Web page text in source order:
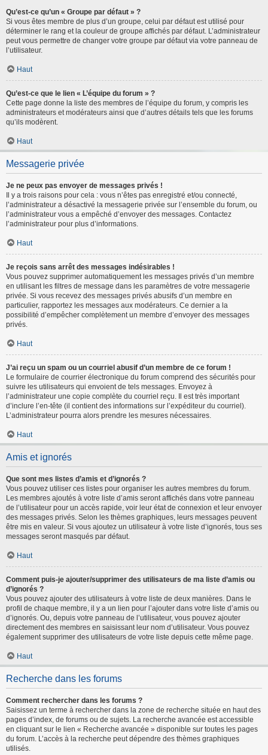
Qu’est-ce qu’un « Groupe par défaut » ?
Si vous êtes membre de plus d’un groupe, celui par défaut est utilisé pour
déterminer le rang et la couleur de groupe affichés par défaut. L’administrateur
peut vous permettre de changer votre groupe par défaut via votre panneau de
l’utilisateur.
Haut
Qu’est-ce que le lien « L’équipe du forum » ?
Cette page donne la liste des membres de l’équipe du forum, y compris les
administrateurs et modérateurs ainsi que d’autres détails tels que les forums
qu’ils modèrent.
Haut
Messagerie privée
Je ne peux pas envoyer de messages privés !
Il y a trois raisons pour cela : vous n’êtes pas enregistré et/ou connecté,
l’administrateur a désactivé la messagerie privée sur l’ensemble du forum, ou
l’administrateur vous a empêché d’envoyer des messages. Contactez
l’administrateur pour plus d’informations.
Haut
Je reçois sans arrêt des messages indésirables !
Vous pouvez supprimer automatiquement les messages privés d’un membre
en utilisant les filtres de message dans les paramètres de votre messagerie
privée. Si vous recevez des messages privés abusifs d’un membre en
particulier, rapportez les messages aux modérateurs. Ce dernier a la
possibilité d’empêcher complètement un membre d’envoyer des messages
privés.
Haut
J’ai reçu un spam ou un courriel abusif d’un membre de ce forum !
Le formulaire de courrier électronique du forum comprend des sécurités pour
suivre les utilisateurs qui envoient de tels messages. Envoyez à
l’administrateur une copie complète du courriel reçu. Il est très important
d’inclure l’en-tête (il contient des informations sur l’expéditeur du courriel).
L’administrateur pourra alors prendre les mesures nécessaires.
Haut
Amis et ignorés
Que sont mes listes d’amis et d’ignorés ?
Vous pouvez utiliser ces listes pour organiser les autres membres du forum.
Les membres ajoutés à votre liste d’amis seront affichés dans votre panneau
de l’utilisateur pour un accès rapide, voir leur état de connexion et leur envoyer
des messages privés. Selon les thèmes graphiques, leurs messages peuvent
être mis en valeur. Si vous ajoutez un utilisateur à votre liste d’ignorés, tous ses
messages seront masqués par défaut.
Haut
Comment puis-je ajouter/supprimer des utilisateurs de ma liste d’amis ou
d’ignorés ?
Vous pouvez ajouter des utilisateurs à votre liste de deux manières. Dans le
profil de chaque membre, il y a un lien pour l’ajouter dans votre liste d’amis ou
d’ignorés. Ou, depuis votre panneau de l’utilisateur, vous pouvez ajouter
directement des membres en saisissant leur nom d’utilisateur. Vous pouvez
également supprimer des utilisateurs de votre liste depuis cette même page.
Haut
Recherche dans les forums
Comment rechercher dans les forums ?
Saisissez un terme à rechercher dans la zone de recherche située en haut des
pages d’index, de forums ou de sujets. La recherche avancée est accessible
en cliquant sur le lien « Recherche avancée » disponible sur toutes les pages
du forum. L’accès à la recherche peut dépendre des thèmes graphiques
utilisés.